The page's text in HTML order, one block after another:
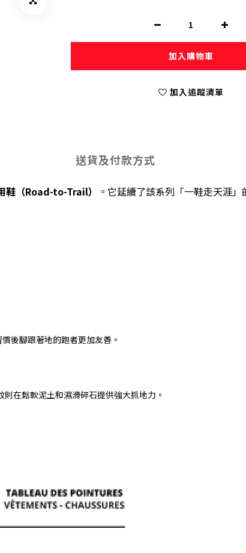
加入購物車
加入追蹤清單
送貨及付款方式
鞋（Road-to-Trail）
。它延續了該系列「一鞋走天涯
後腳跟著地的跑者更加友善。
在鬆軟泥土和濕滑碎石提供強大抓地力。